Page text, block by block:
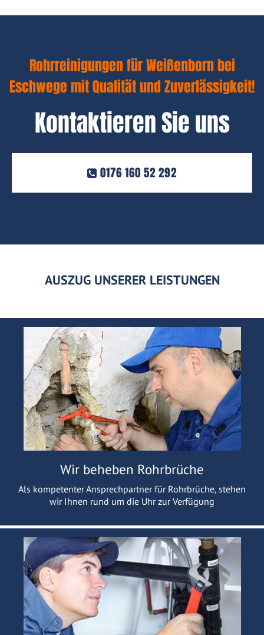
Rohrreinigungen für Weißenborn bei
Eschwege mit Qualität und Zuverlässigkeit!
Kontaktieren Sie uns
0176 160 52 292
AUSZUG UNSERER LEISTUNGEN
Wir beheben Rohrbrüche
Als kompetenter Ansprechpartner für Rohrbrüche, stehen
wir Ihnen rund um die Uhr zur Verfügung